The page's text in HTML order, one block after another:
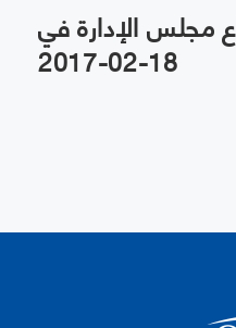
مجلس الإدارة في
18-02-2017